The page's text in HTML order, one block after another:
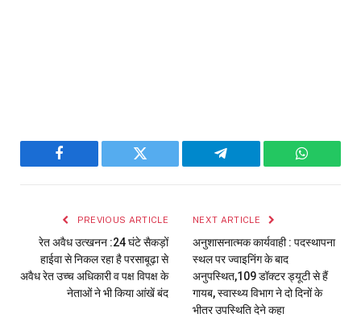
Facebook Twitter Telegram
PREVIOUS ARTICLE
रेत अवैध उत्खनन :24 घंटे सैकड़ों
हाईवा से निकल रहा है परसाबूढ़ा से
अवैध रेत उच्च अधिकारी व पक्ष विपक्ष के
नेताओं ने भी किया आंखें बंद
NEXT ARTICLE
अनुशासनात्मक कार्यवाही : पदस्थापना
स्थल पर ज्वाइनिंग के बाद
अनुपस्थित,109 डॉक्टर ड्यूटी से हैं
गायब, स्वास्थ्य विभाग ने दो दिनों के
भीतर उपस्थिति देने कहा